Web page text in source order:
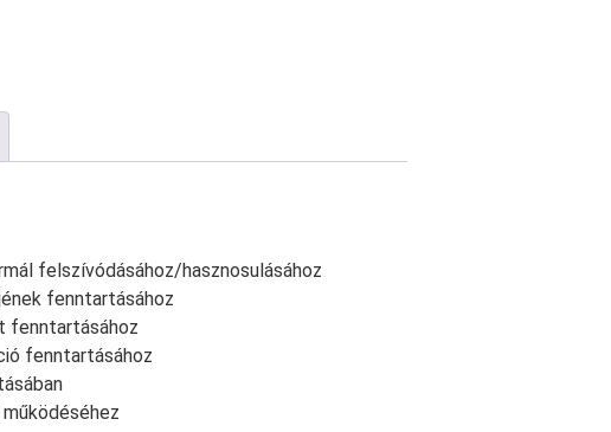
felszívódásához/hasznosulásához
fenntartásához
fenntartásához
fenntartásához
működéséhez